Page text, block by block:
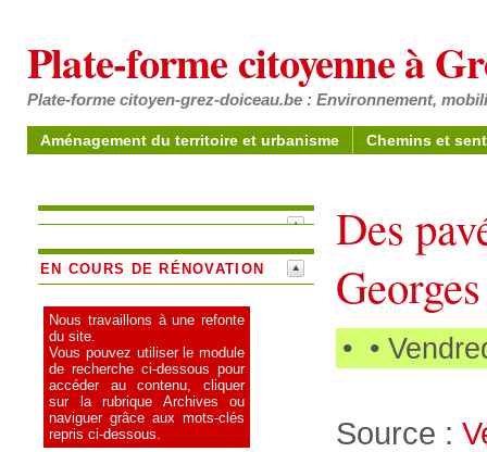
Plate-forme citoyenne à
Plate-forme citoyen-grez-doiceau.be : Environnement,
Aménagement du territoire et urbanisme Chemins et
EN COURS DE RÉNOVATION
Nous travaillons à une refonte
du site.
Vous pouvez utiliser le module
de recherche ci-dessous pour
accéder au contenu, cliquer
sur la rubrique Archives ou
naviguer grâce aux mots-clés
repris ci-dessous.
Des
Georges
• •
Source :